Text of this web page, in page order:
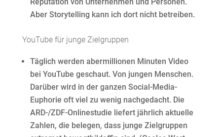
Aber Storytelling kann ich dort nicht betreiben.
YouTube für junge Zielgruppen
Täglich werden abermillionen Minuten Video
bei YouTube geschaut. Von jungen Menschen.
Darüber wird in der ganzen Social-Media-
Euphorie oft viel zu wenig nachgedacht. Die
ARD-/ZDF-Onlinestudie liefert jährlich aktuelle
Zahlen, die belegen, dass junge Zielgruppen